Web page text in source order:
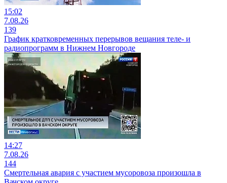
15:02
7.08.26
139
График кратковременных перерывов вещания теле- и
радиопрограмм в Нижнем Новгороде
14:27
7.08.26
144
Смертельная авария с участием мусоровоза произошла в